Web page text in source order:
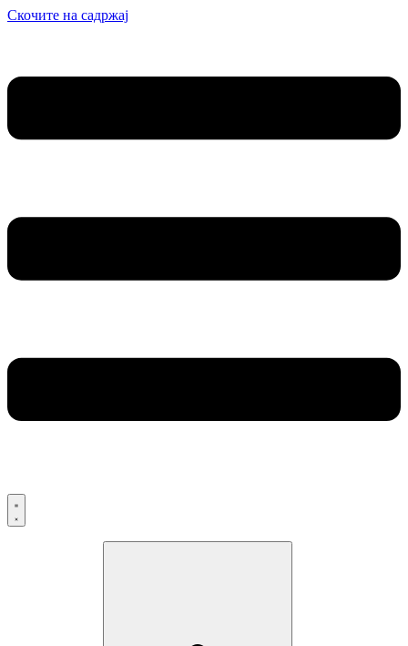
Скочите на садржај